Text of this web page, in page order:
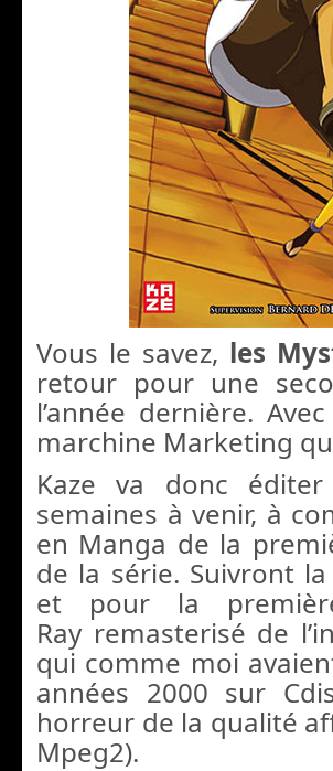
Vous le savez, les
retour pour une
l’année dernière.
marchine Marketing
Kaze va donc
semaines à venir, à
en Manga de la
de la série. Suivront
et pour la
Ray remasterisé de
qui comme moi
années 2000 sur
horreur de la qualité
Mpeg2).